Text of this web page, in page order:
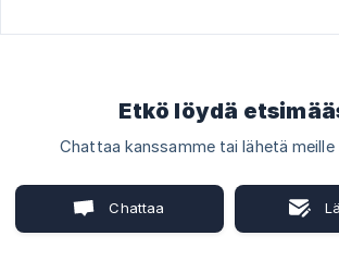
Etkö löydä
Chattaa kanssamme tai lähetä
Chattaa